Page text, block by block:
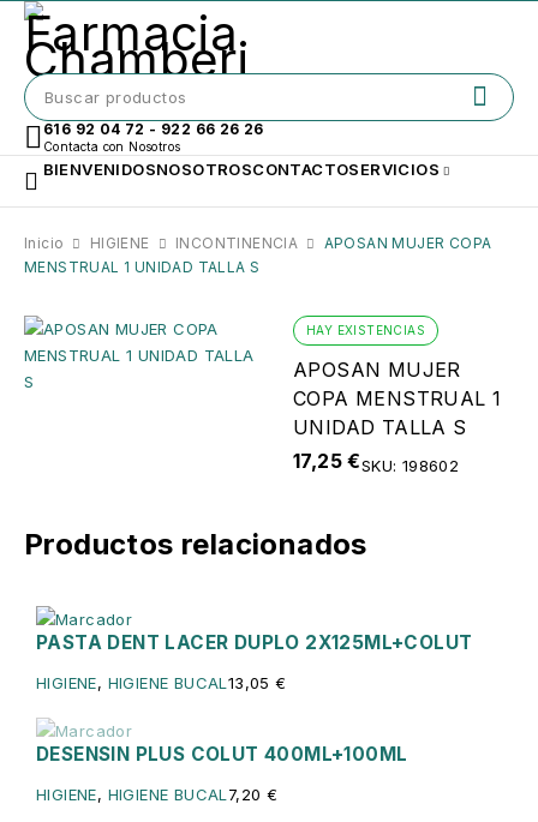
616 92 04 72 - 922 66 26 26
Contacta con Nosotros
BIENVENIDOSNOSOTROSCONTACTOSERVICIOS
Inicio HIGIENE INCONTINENCIA
APOSAN MUJER COPA
MENSTRUAL 1 UNIDAD TALLA S
HAY EXISTENCIAS
APOSAN MUJER
COPA MENSTRUAL 1
UNIDAD TALLA S
17,25€SKU: 198602
Productos relacionados
PASTA DENT LACER DUPLO 2X125ML+COLUT
HIGIENE, HIGIENE BUCAL 13,05€
Sin existencias
DESENSIN PLUS COLUT 400ML+100ML
HIGIENE, HIGIENE BUCAL 7,20 €